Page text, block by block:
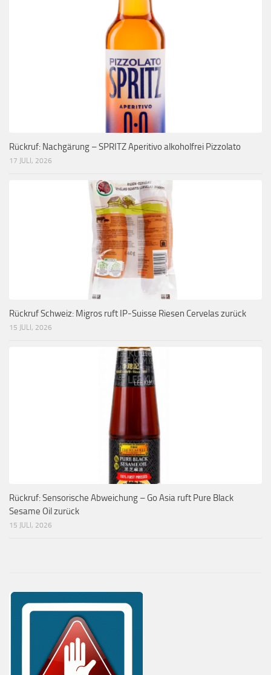
Rückruf: Nachgärung – SPRITZ Aperitivo alkoholfrei Pizzolato
17 JULI, 2026
Rückruf Schweiz: Migros ruft IP-Suisse Riesen Cervelas zurück
15 JULI, 2026
Rückruf: Sensorische Abweichung – Go Asia ruft Pure Black
Sesame Oil zurück
15 JULI, 2026